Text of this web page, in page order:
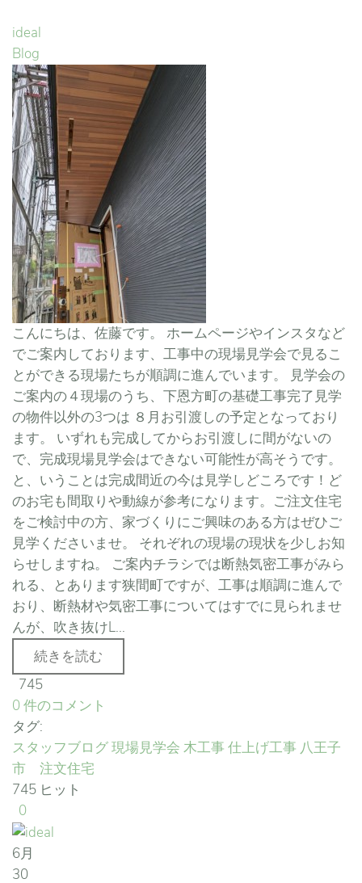
ideal
Blog
こんにちは、佐藤です。 ホームページやインスタなど
でご案内しております、工事中の現場見学会で見るこ
とができる現場たちが順調に進んでいます。 見学会の
ご案内の４現場のうち、下恩方町の基礎工事完了見学
の物件以外の3つは ８月お引渡しの予定となっており
ます。 いずれも完成してからお引渡しに間がないの
で、完成現場見学会はできない可能性が高そうです。
と、いうことは完成間近の今は見学しどころです！ど
のお宅も間取りや動線が参考になります。ご注文住宅
をご検討中の方、家づくりにご興味のある方はぜひご
見学くださいませ。 それぞれの現場の現状を少しお知
らせしますね。 ご案内チラシでは断熱気密工事がみら
れる、とあります狭間町ですが、工事は順調に進んで
おり、断熱材や気密工事についてはすでに見られませ
んが、吹き抜けL...
続きを読む
745
0 件のコメント
タグ:
スタッフブログ現場見学会 木工事 仕上げ工事 八王子
市 注文住宅
745 ヒット
0
6月
30